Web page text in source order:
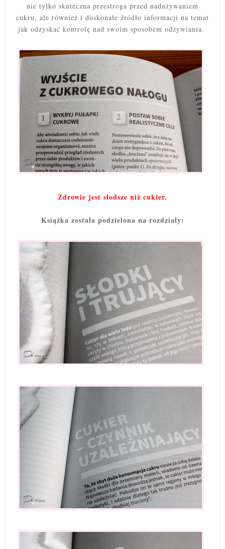
nie tylko skuteczna przestroga przed nadużywaniem
cukru, ale również i doskonałe źródło informacji na temat
jak odzyskać kontrolę nad swoim sposobem odżywiania.
Zdrowie jest słodsze niż cukier.
Książka została podzielona na rozdziały: